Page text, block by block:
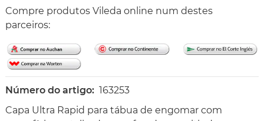
Compre produtos Vileda online num destes
parceiros:
Número do artigo: 163253
Capa Ultra Rapid para tábua de engomar com